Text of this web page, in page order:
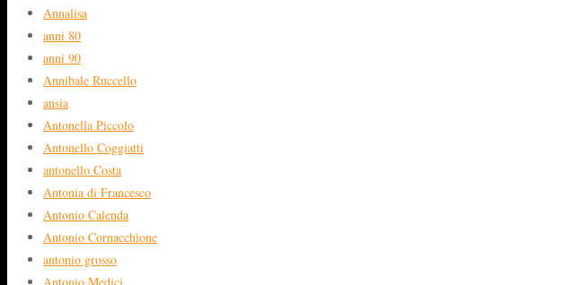
Annalisa
anni 80
anni 90
Annibale Ruccello
ansia
Antonella Piccolo
Antonello Coggiatti
antonello Costa
Antonia di Francesco
Antonio Calenda
Antonio Cornacchione
antonio grosso